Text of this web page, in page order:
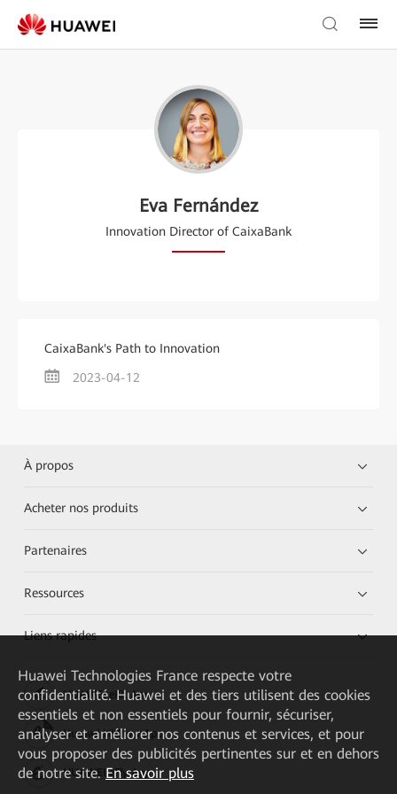
Eva Fernández
Innovation Director of CaixaBank
CaixaBank's Path to Innovation
2023-04-12
À propos
Acheter nos produits
Partenaires
Ressources
Liens rapides
HUAWEI eKit App
Huawei HiKnow App
HUAWEI eFly App
Huawei Technologies France respecte votre
confidentialité. Huawei et des tiers utilisent des cookies
essentiels et non essentiels pour fournir, sécuriser,
analyser et améliorer nos contenus et services, et pour
vous proposer des publicités pertinentes sur et en dehors
de notre site. En savoir plus